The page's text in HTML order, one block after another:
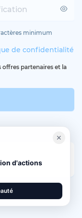
minimum
de confidentialité
offres partenaires et la
✕
d'actions